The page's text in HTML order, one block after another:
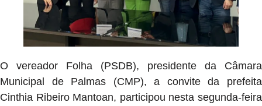
O vereador Folha (PSDB), presidente da Câmara
Municipal de Palmas (CMP), a convite da prefeita
Cinthia Ribeiro Mantoan, participou nesta segunda-feira